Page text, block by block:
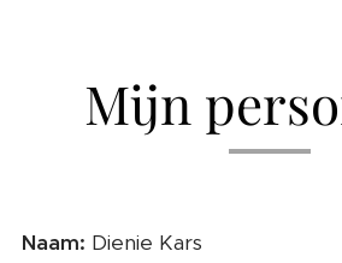
Mijn
Naam: Dienie Kars